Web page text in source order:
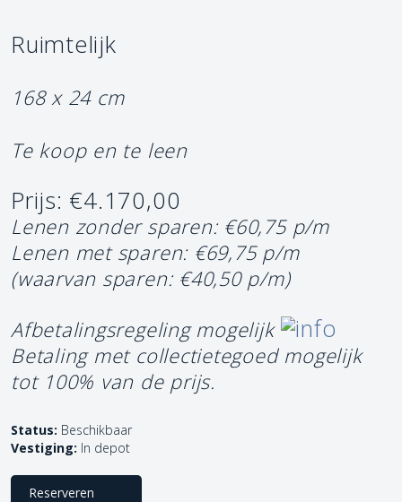
Ruimtelijk
168 x 24 cm
Te koop en te leen
Prijs: €4.170,00
Lenen zonder sparen: €60,75 p/m
Lenen met sparen: €69,75 p/m
(waarvan sparen: €40,50 p/m)
Afbetalingsregeling mogelijk
Betaling met collectietegoed mogelijk
tot 100% van de prijs.
Status: Beschikbaar
Vestiging: In depot
Reserveren